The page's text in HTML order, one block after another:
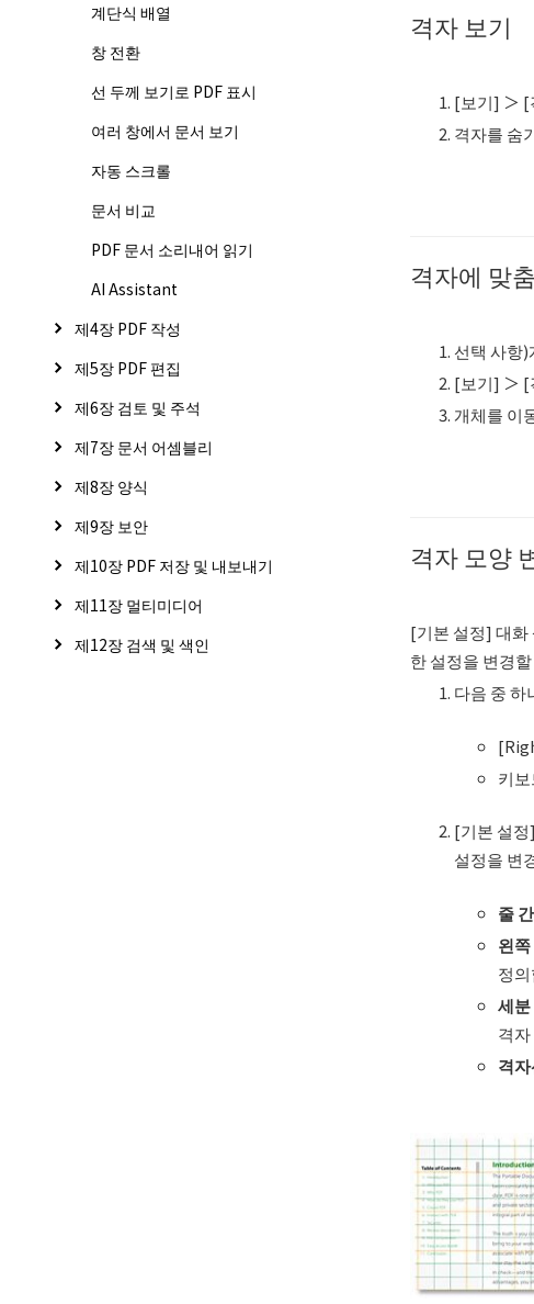
계단식 배열
창 전환
선 두께 보기로 PDF 표시
여러 창에서 문서 보기
자동 스크롤
문서 비교
PDF 문서 소리내어 읽기
AI Assistant
제4장 PDF 작성
제5장 PDF 편집
제6장 검토 및 주석
제7장 문서 어셈블리
제8장 양식
제9장 보안
제10장 PDF 저장 및 내보내기
제11장 멀티미디어
제12장 검색 및 색인
격자 보기
[보기] ＞ [
격자를 숨
격자에 맞춤
선택 사항
[보기] ＞ [
개체를 이
격자 모양
[기본 설정] 대화
한 설정을 변경
다음 중 하
키
[기본 설
설정을 변
줄
왼
정
세분
격
격